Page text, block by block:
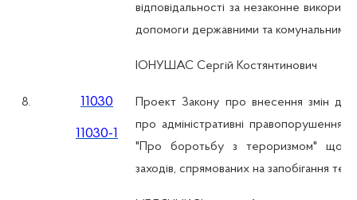
відповідальності за незаконне
допомоги державними та комунальними
ІОНУШАС Сергій Костянтинович
8. 11030
11030-1
Проект Закону про внесення змін до
про адміністративні правопорушення
"Про боротьбу з тероризмом" щодо
заходів, спрямованих на запобігання